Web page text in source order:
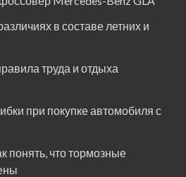
в составе летних и
труда и отдыха
при покупке автомобиля с
понять, что тормозные